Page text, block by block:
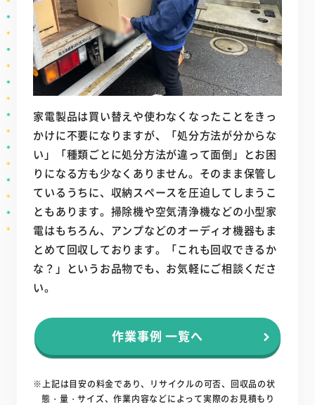
家電製品は買い替えや使わなくなったことをきっ
かけに不要になりますが、「処分方法が分からな
い」「種類ごとに処分方法が違って面倒」とお困
りになる方も少なくありません。そのまま保管し
ているうちに、収納スペースを圧迫してしまうこ
ともあります。掃除機や空気清浄機などの小型家
電はもちろん、アンプなどのオーディオ機器もま
とめて回収しております。「これも回収できるか
な？」というお品物でも、お気軽にご相談くださ
い。
作業事例 一覧へ
※上記は目安の料金であり、リサイクルの可否、回収品の状
態・量・サイズ、作業内容などによって実際のお見積もり